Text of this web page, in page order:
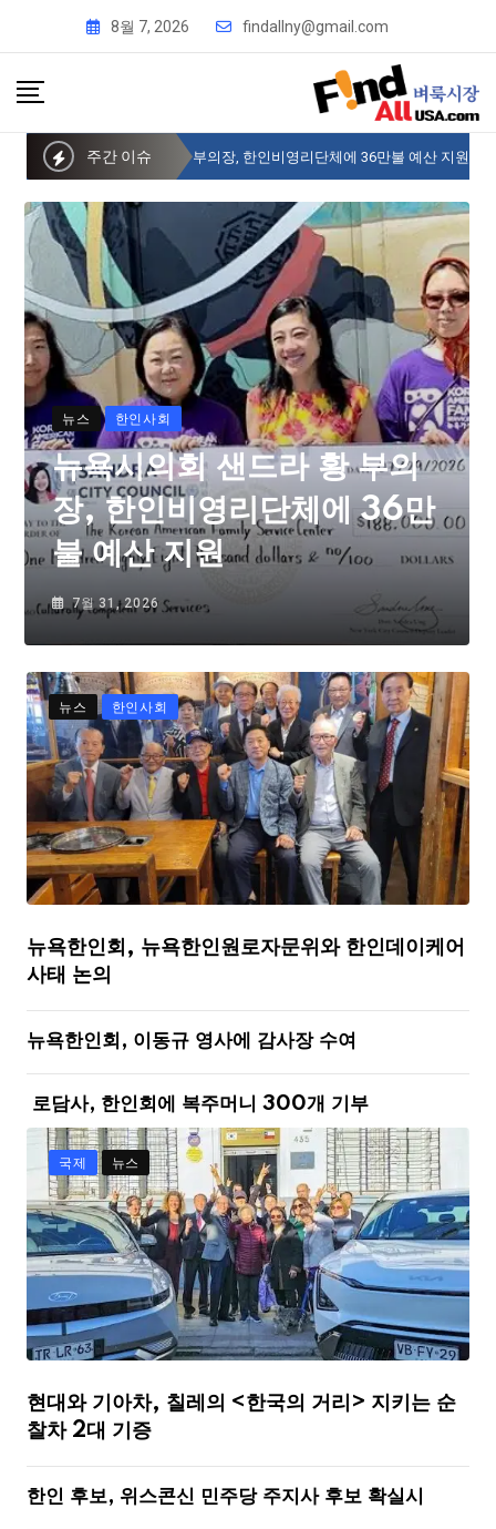
8월 7, 2026 findallny@gmail.com
주간 이슈
뉴욕시의회 샌드라 황 부의장, 한인비영리단체에 36만불 예산 지원
뉴스 한인사회
뉴욕시의회 샌드라 황 부의
장, 한인비영리단체에 36만
불 예산 지원
7월 31, 2026
뉴스 한인사회
뉴욕한인회, 뉴욕한인원로자문위와 한인데이케어
사태 논의
뉴욕한인회, 이동규 영사에 감사장 수여
로담사, 한인회에 복주머니 300개 기부
국제 뉴스
현대와 기아차, 칠레의 <한국의 거리> 지키는 순
찰차 2대 기증
한인 후보, 위스콘신 민주당 주지사 후보 확실시